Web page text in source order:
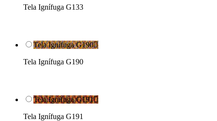
Tela Ignífuga G133
Tela Ignífuga G190
Tela Ignífuga G190
Tela Ignífuga G191
Tela Ignífuga G191